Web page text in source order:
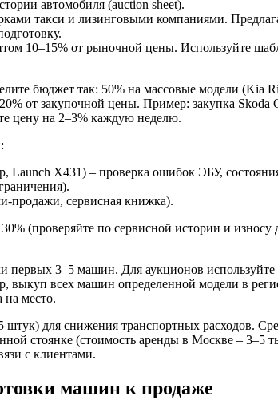
автомобиля (auction sheet).
такси и лизинговыми компаниями.
10–15% от рыночной цены. Используйте
бюджет так: 50% на массовые модели (Kia
от закупочной цены. Пример: закупка Skoda
цену на 2–3% каждую неделю.
Launch X431) – проверка ошибок ЭБУ,
продажи, сервисная книжка).
(проверяйте по сервисной истории и износу
первых 3–5 машин. Для аукционов
выкуп всех машин определенной модели в
место.
для снижения транспортных расходов.
стоянке (стоимость аренды в Москве –
с клиентами.
машин к продаже